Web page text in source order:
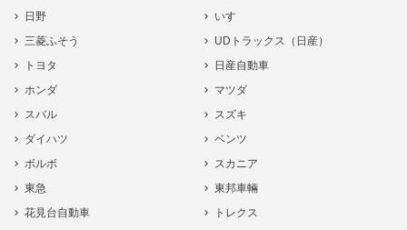
日野
いすゞ
三菱ふそう
UDトラックス（日産）
トヨタ
日産自動車
ホンダ
マツダ
スバル
スズキ
ダイハツ
ベンツ
ボルボ
スカニア
東急
東邦車輛
花見台自動車
トレクス